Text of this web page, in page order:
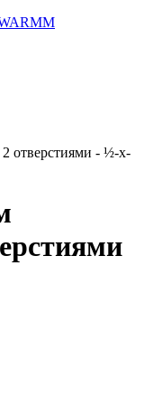
отверстиями - ½-x-